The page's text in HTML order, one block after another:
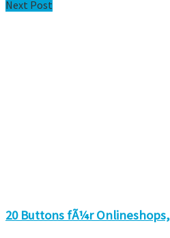
Next Post
20 Buttons fÃ¼r